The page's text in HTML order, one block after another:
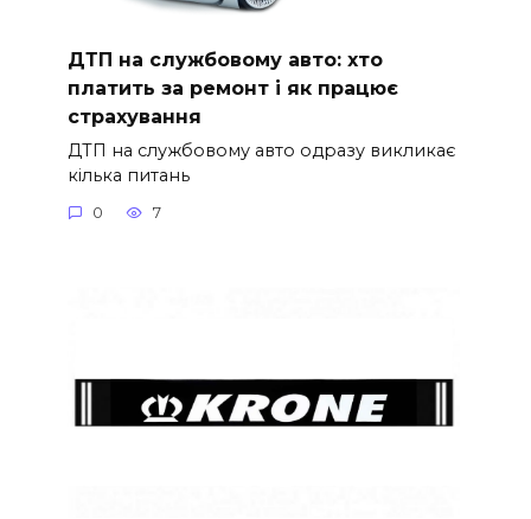
ДТП на службовому авто: хто
платить за ремонт і як працює
страхування
ДТП на службовому авто одразу викликає
кілька питань
0 7